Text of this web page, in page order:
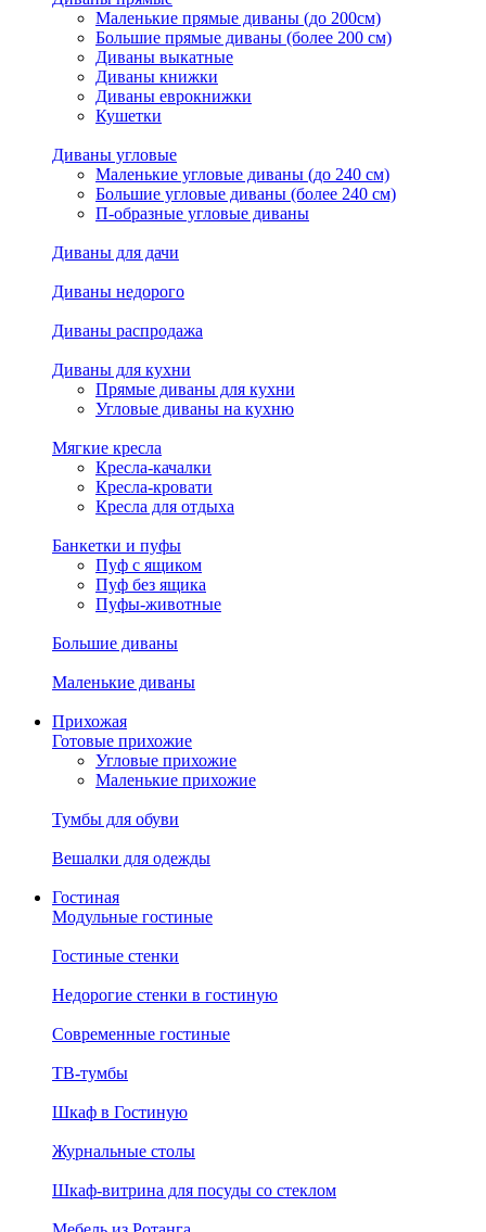
Маленькие прямые диваны (до 200см)
Большие прямые диваны (более 200 см)
Диваны выкатные
Диваны книжки
Диваны еврокнижки
Кушетки
Диваны угловые
Маленькие угловые диваны (до 240 см)
Большие угловые диваны (более 240 см)
П-образные угловые диваны
Диваны для дачи
Диваны недорого
Диваны распродажа
Диваны для кухни
Прямые диваны для кухни
Угловые диваны на кухню
Мягкие кресла
Кресла-качалки
Кресла-кровати
Кресла для отдыха
Банкетки и пуфы
Пуф с ящиком
Пуф без ящика
Пуфы-животные
Большие диваны
Маленькие диваны
Прихожая
Готовые прихожие
Угловые прихожие
Маленькие прихожие
Тумбы для обуви
Вешалки для одежды
Гостиная
Модульные гостиные
Гостиные стенки
Недорогие стенки в гостиную
Современные гостиные
ТВ-тумбы
Шкаф в Гостиную
Журнальные столы
Шкаф-витрина для посуды со стеклом